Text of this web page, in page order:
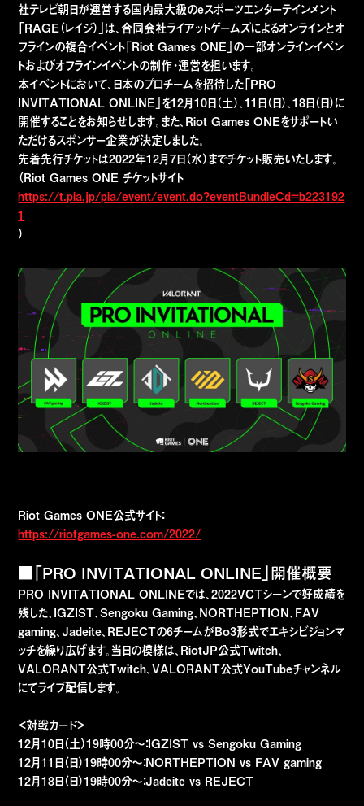
社テレビ朝⽇が運営する国内最⼤級のeスポーツエンターテインメント
「RAGE（レイジ）」は、合同会社ライアットゲームズによるオンラインとオ
フラインの複合イベント「Riot Games ONE」の一部オンラインイベン
トおよびオフラインイベントの制作・運営を担います。
本イベントにおいて、日本のプロチームを招待した「PRO
INVITATIONAL ONLINE」を12月10日（土）、11日（日）、18日（日）に
開催することをお知らせします。また、Riot Games ONEをサポートい
ただけるスポンサー企業が決定しました。
先着先行チケットは2022年12月7日（水）までチケット販売いたします。
（Riot Games ONE チケットサイト
https://t.pia.jp/pia/event/event.do?eventBundleCd=b223192
1
）
Riot Games ONE公式サイト：
https://riotgames-one.com/2022/
■「PRO INVITATIONAL ONLINE」開催概要
PRO INVITATIONAL ONLINEでは、2022VCTシーンで好成績を
残した、IGZIST、Sengoku Gaming、NORTHEPTION、FAV
gaming、Jadeite、REJECTの6チームがBo3形式でエキシビジョンマ
ッチを繰り広げます。当日の模様は、RiotJP公式Twitch、
VALORANT公式Twitch、VALORANT公式YouTubeチャンネル
にてライブ配信します。
＜対戦カード＞
12月10日（土）19時00分〜：IGZIST vs Sengoku Gaming
12月11日（日）19時00分〜：NORTHEPTION vs FAV gaming
12月18日（日）19時00分〜：Jadeite vs REJECT